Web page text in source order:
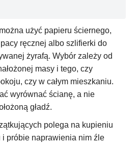
użyć papieru ściernego,
ręcznej albo szlifierki do
żyrafą. Wybór zależy od
masy i tego, czy
czy w całym mieszkaniu.
wyrównać ścianę, a nie
gładź.
polega na kupieniu
próbie naprawienia nim źle